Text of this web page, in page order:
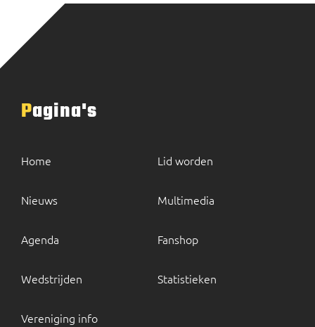
Pagina's
Home
Nieuws
Agenda
Wedstrijden
Vereniging info
Lid worden
Multimedia
Fanshop
Statistieken